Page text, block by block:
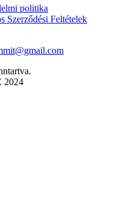
politika
Szerződési Feltételek
2024